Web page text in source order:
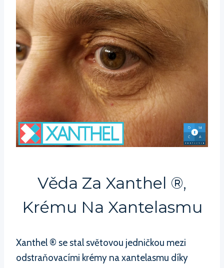
Věda Za Xanthel ®,
Krému Na Xantelasmu
Xanthel ® se stal světovou jedničkou mezi
odstraňovacími krémy na xantelasmu díky